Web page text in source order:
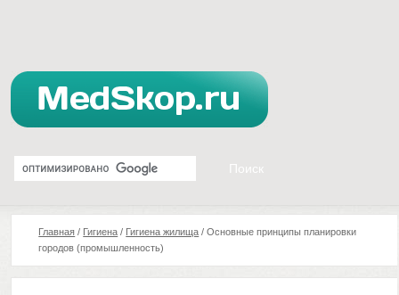
Главная / Гигиена / Гигиена жилища /Основные принципы планировки
городов (промышленность)